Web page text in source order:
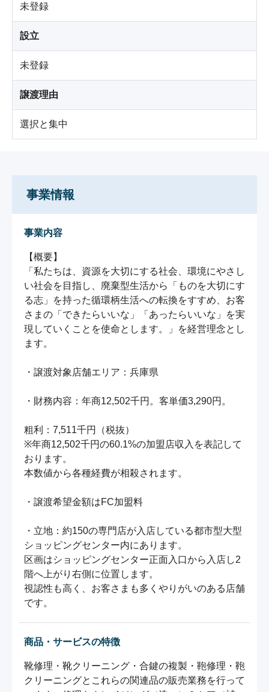
未登録
設立
未登録
譲渡理由
選択と集中
事業情報
事業内容
【概要】
「私たちは、資源を大切にする社会、環境にやさし
い社会を目指し、廃棄型生活から「ものを大切にす
る志」を持った循環柄生活への転換をすすめ、お客
さまの「できたらいいな」「あったらいいな」を実
現していくことを使命とします。」を経営理念とし
ます。
・譲渡対象店舗エリア：兵庫県
・財務内容：年商12,502千円。客単価3,290円。
粗利：7,511千円（税抜）
※年商12,502千円の60.1%の加盟店収入を表記して
おります。
本数値から各種経費が相殺されます。
・譲渡希望金額はFC加盟料
・立地：約150の専門店が入店している都市型大型
ショッピングセンター内にあります。
区画はショッピングセンター正面入口から入店し2
階へ上がり右側に位置します。
視認性も高く、お客さまも多くやりがいのある店舗
です。
商品・サービスの特徴
靴修理・靴クリーニング・合鍵の複製・鞄修理・鞄
クリーニングとこれらの関連品の販売業務を行って